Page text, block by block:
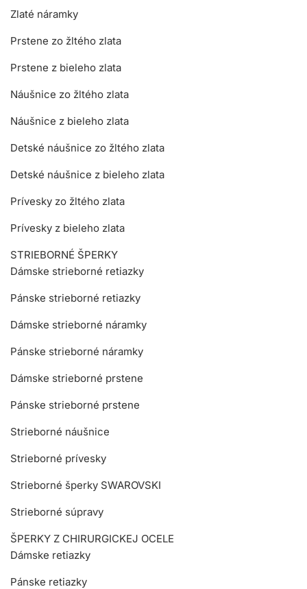
Zlaté náramky
Prstene zo žltého zlata
Prstene z bieleho zlata
Náušnice zo žltého zlata
Náušnice z bieleho zlata
Detské náušnice zo žltého zlata
Detské náušnice z bieleho zlata
Prívesky zo žltého zlata
Prívesky z bieleho zlata
STRIEBORNÉ ŠPERKY
Dámske strieborné retiazky
Pánske strieborné retiazky
Dámske strieborné náramky
Pánske strieborné náramky
Dámske strieborné prstene
Pánske strieborné prstene
Strieborné náušnice
Strieborné prívesky
Strieborné šperky SWAROVSKI
Strieborné súpravy
ŠPERKY Z CHIRURGICKEJ OCELE
Dámske retiazky
Pánske retiazky